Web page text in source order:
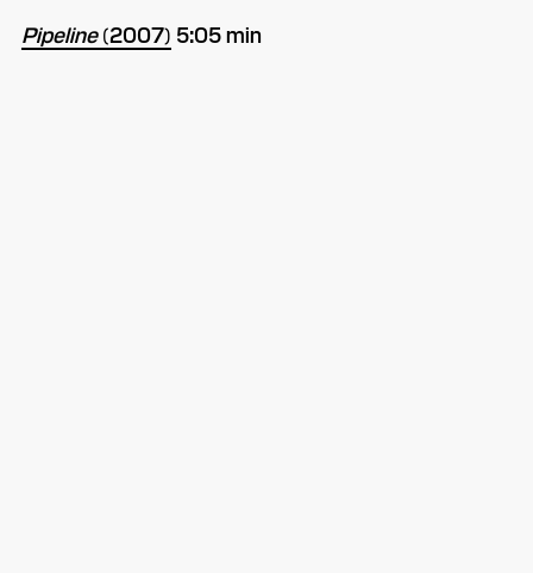
Pipeline(2007) 5:05 min